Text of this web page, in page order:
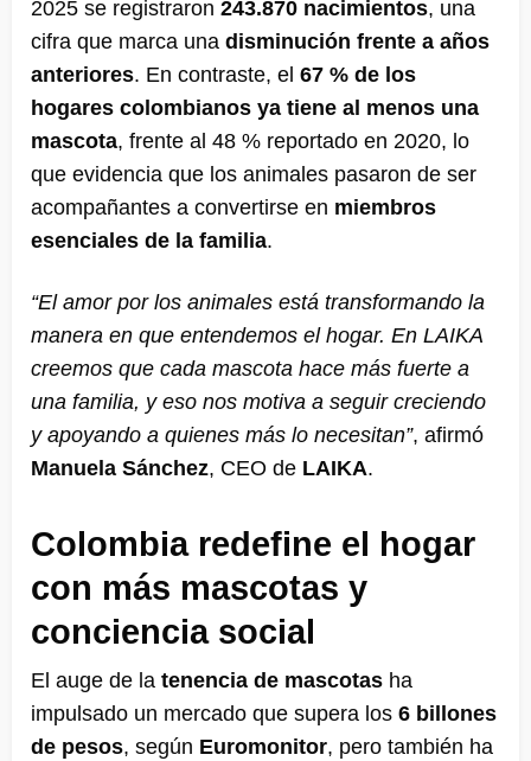
2025 se registraron 243.870 nacimientos, una
cifra que marca una disminución frente a años
anteriores. En contraste, el 67 % de los
hogares colombianos ya tiene al menos una
mascota, frente al 48 % reportado en 2020, lo
que evidencia que los animales pasaron de ser
acompañantes a convertirse en miembros
esenciales de la familia.
“El amor por los animales está transformando la
manera en que entendemos el hogar. En LAIKA
creemos que cada mascota hace más fuerte a
una familia, y eso nos motiva a seguir creciendo
y apoyando a quienes más lo necesitan”, afirmó
Manuela Sánchez, CEO de LAIKA.
Colombia redefine el hogar
con más mascotas y
conciencia social
El auge de la tenencia de mascotas ha
impulsado un mercado que supera los 6 billones
de pesos, según Euromonitor, pero también ha